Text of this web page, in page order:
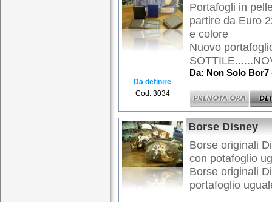
Da definire
Cod: 3034
Portafogli in
partire da Euro
e colore
Nuovo
Da: Non Solo
Borse Disney
Borse originali
con potafoglio
Borse originali
portafoglio